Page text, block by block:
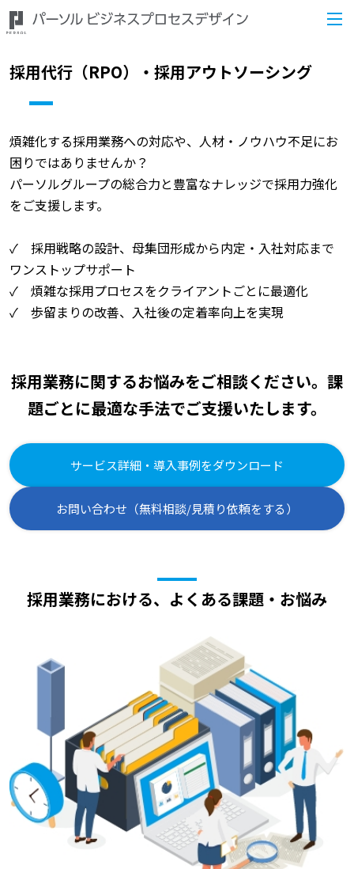
採用代行（RPO）・採用アウトソーシング
煩雑化する採用業務への対応や、人材・ノウハウ不足にお
困りではありませんか？
パーソルグループの総合力と豊富なナレッジで採用力強化
をご支援します。
✓ 採用戦略の設計、母集団形成から内定・入社対応まで
ワンストップサポート
✓ 煩雑な採用プロセスをクライアントごとに最適化
✓ 歩留まりの改善、入社後の定着率向上を実現
採用業務に関するお悩みをご相談ください。課
題ごとに最適な手法でご支援いたします。
サービス詳細・導入事例をダウンロード
お問い合わせ（無料相談/見積り依頼をする）
採用業務における、よくある課題・お悩み